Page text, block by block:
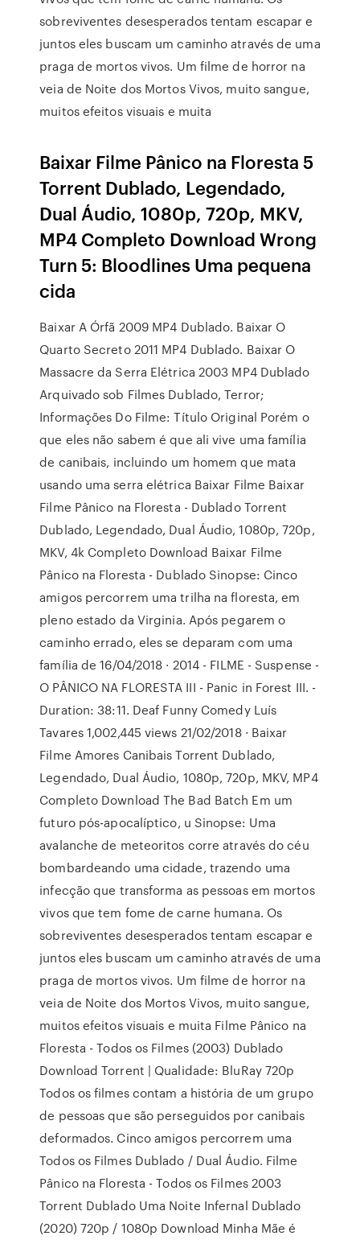
sobreviventes desesperados tentam escapar e
juntos eles buscam um caminho através de uma
praga de mortos vivos. Um filme de horror na
veia de Noite dos Mortos Vivos, muito sangue,
muitos efeitos visuais e muita
Baixar Filme Pânico na Floresta 5
Torrent Dublado, Legendado,
Dual Áudio, 1080p, 720p, MKV,
MP4 Completo Download Wrong
Turn 5: Bloodlines Uma pequena
cida
Baixar A Órfã 2009 MP4 Dublado. Baixar O
Quarto Secreto 2011 MP4 Dublado. Baixar O
Massacre da Serra Elétrica 2003 MP4 Dublado
Arquivado sob Filmes Dublado, Terror;
Informações Do Filme: Título Original Porém o
que eles não sabem é que ali vive uma família
de canibais, incluindo um homem que mata
usando uma serra elétrica Baixar Filme Baixar
Filme Pânico na Floresta - Dublado Torrent
Dublado, Legendado, Dual Áudio, 1080p, 720p,
MKV, 4k Completo Download Baixar Filme
Pânico na Floresta - Dublado Sinopse: Cinco
amigos percorrem uma trilha na floresta, em
pleno estado da Virginia. Após pegarem o
caminho errado, eles se deparam com uma
família de 16/04/2018 · 2014 - FILME - Suspense -
O PÂNICO NA FLORESTA III - Panic in Forest III. -
Duration: 38:11. Deaf Funny Comedy Luís
Tavares 1,002,445 views 21/02/2018 · Baixar
Filme Amores Canibais Torrent Dublado,
Legendado, Dual Áudio, 1080p, 720p, MKV, MP4
Completo Download The Bad Batch Em um
futuro pós-apocalíptico, u Sinopse: Uma
avalanche de meteoritos corre através do céu
bombardeando uma cidade, trazendo uma
infecção que transforma as pessoas em mortos
vivos que tem fome de carne humana. Os
sobreviventes desesperados tentam escapar e
juntos eles buscam um caminho através de uma
praga de mortos vivos. Um filme de horror na
veia de Noite dos Mortos Vivos, muito sangue,
muitos efeitos visuais e muita Filme Pânico na
Floresta - Todos os Filmes (2003) Dublado
Download Torrent | Qualidade: BluRay 720p
Todos os filmes contam a história de um grupo
de pessoas que são perseguidos por canibais
deformados. Cinco amigos percorrem uma
Todos os Filmes Dublado / Dual Áudio. Filme
Pânico na Floresta - Todos os Filmes 2003
Torrent Dublado Uma Noite Infernal Dublado
(2020) 720p / 1080p Download Minha Mãe é